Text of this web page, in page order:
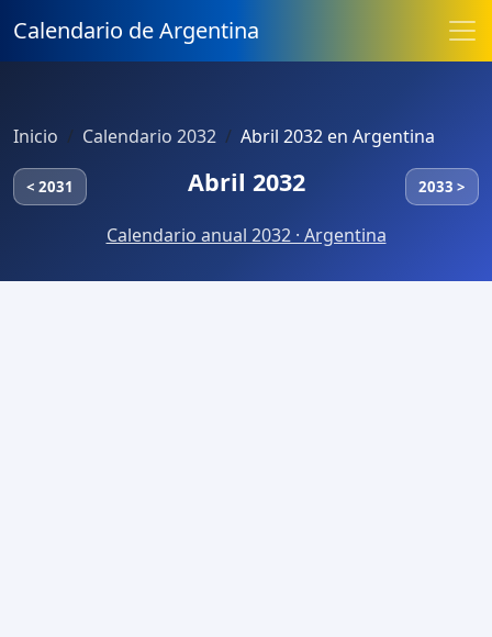
Calendario de Argentina
Inicio Calendario 2032 Abril 2032 en Argentina
< 2031 Abril 2032 2033 >
Calendario anual 2032 · Argentina